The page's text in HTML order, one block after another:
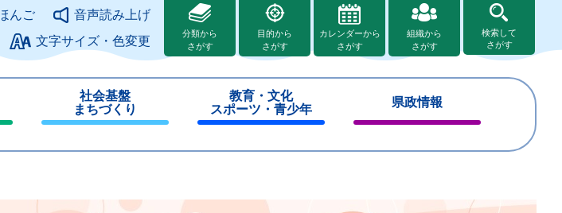
ージの本文へ
んご
音声読み上げ
文字サイズ・色変更
分類から
さがす
目的から
さがす
カレンダーから
さがす
組織から
さがす
検索して
さがす
社会基盤
まちづくり
じ
教育・文化
スポーツ・青少年
じ
県政情報
じ